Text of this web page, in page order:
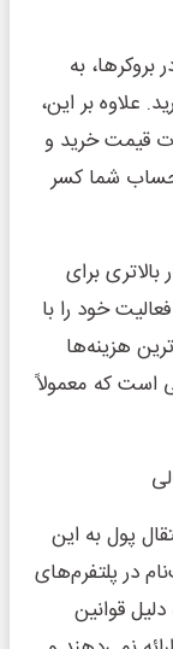
بروکرها، به
۵۰۰ دلار نیاز دارید. علاوه بر این،
قیمت خرید و
حساب شما کسر
برای
خود را با
هزینه‌ها
است که معمولاً
پول به این
در پلتفرم‌های
قوانین